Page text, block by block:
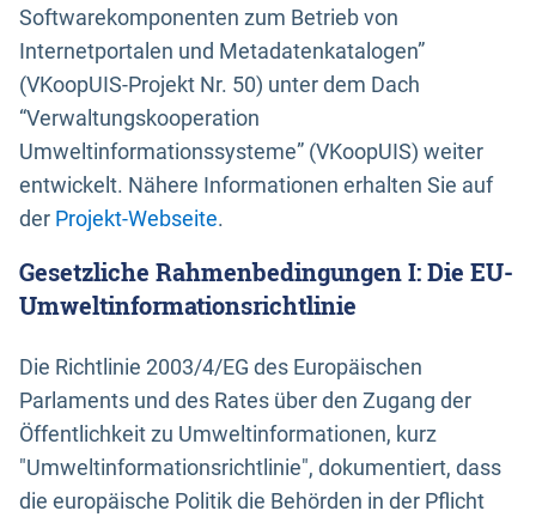
Softwarekomponenten zum Betrieb von
Internetportalen und Metadatenkatalogen”
(VKoopUIS-Projekt Nr. 50) unter dem Dach
“Verwaltungskooperation
Umweltinformationssysteme” (VKoopUIS) weiter
entwickelt. Nähere Informationen erhalten Sie auf
der Projekt-Webseite.
Gesetzliche Rahmenbedingungen I: Die EU-
Umweltinformationsrichtlinie
Die Richtlinie 2003/4/EG des Europäischen
Parlaments und des Rates über den Zugang der
Öffentlichkeit zu Umweltinformationen, kurz
"Umweltinformationsrichtlinie", dokumentiert, dass
die europäische Politik die Behörden in der Pflicht